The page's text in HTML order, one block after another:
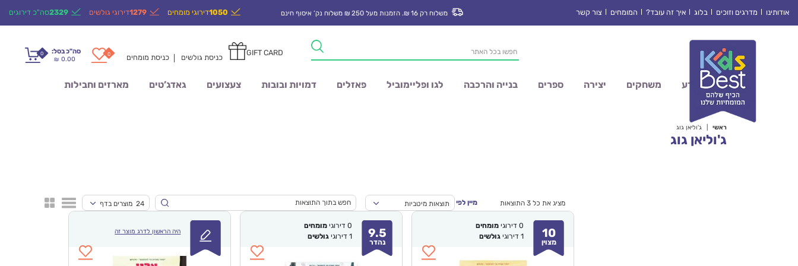
אודותינו מדרגים וזוכים בלוג איך זה עובד? המומחים צור קשר משלוח רק 16 ₪. הזמנות מעל 250 ₪ משלוח נק’ איסוף חינם 1050דירוגי מומחים 1279דירוגי גולשים 2329סה"כ דירוגים
Products
search
GIFT CARD כניסת גולשים כניסת מומחים 0
0 סה"כ בסל:
₪ 0.00
מדע משחקים יצירה ספרים בנייה והרכבה לגו ופליימוביל פאזלים דמויות ובובות צעצועים גאדג’טים מארזים וחבילות
ראשי ג'וליאן גוג
ג'וליאן גוג
מציג את כל 3 התוצאות מיין לפי תוצאות מיטביות 24 מוצרים בדף
10
מצוין
0 דירוגימומחים
1 דירוגיגולשים 9.5
נהדר
0 דירוגימומחים
1 דירוגיגולשים
היה הראשון לדרג מוצר זה